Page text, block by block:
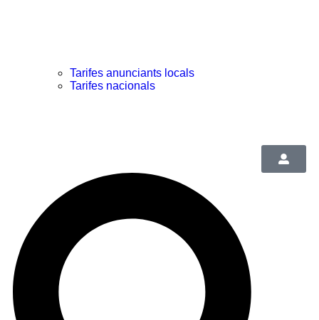
Tarifes anunciants locals
Tarifes nacionals